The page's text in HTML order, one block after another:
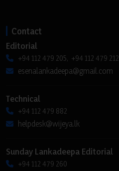
Contact
Editorial
+94 112 479 205, +94 112 479 212
esenalankadeepa@gmail.com
Technical
+94 112 479 882
helpdesk@wijeya.lk
Sunday Lankadeepa Editorial
+94 112 479 260